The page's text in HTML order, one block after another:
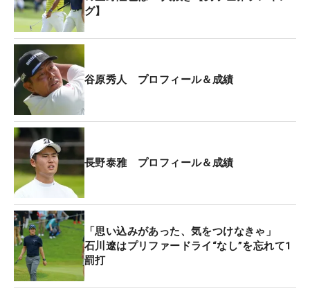
【最終日の上位成績】
優勝：谷原秀人（-24）
2位：長野泰雅（-24）
3位：中島啓太（-22）
3位：大槻智春（-22）
3位：植竹勇太（-22）
6位：河本力（-21）
7位：清水大成（-20）
7位：佐藤大平（-20）
9位：生源寺龍憲（-19）
10位：稲森佑貴（-18）ほか8人
グ】
谷原秀人 プロフィール＆成績
長野泰雅 プロフィール＆成績
「思い込みがあった、気をつけなきゃ」
石川遼はプリファードライ“なし”を忘れて1
罰打